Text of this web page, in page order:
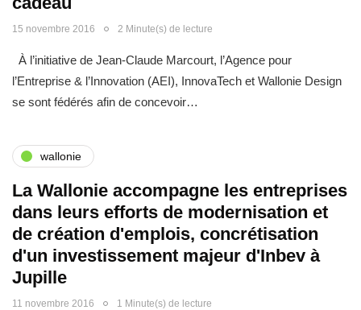
15 novembre 2016 2 Minute(s) de lecture
À l’initiative de Jean-Claude Marcourt, l’Agence pour
l’Entreprise & l’Innovation (AEI), InnovaTech et Wallonie Design
se sont fédérés afin de concevoir…
wallonie
La Wallonie accompagne les entreprises
dans leurs efforts de modernisation et
de création d'emplois, concrétisation
d'un investissement majeur d'Inbev à
Jupille
11 novembre 2016 1 Minute(s) de lecture